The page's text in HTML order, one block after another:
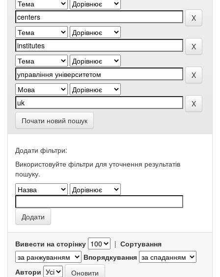
Почати новий пошук
Додати фільтри:
Використовуйте фільтри для уточнення результатів
пошуку.
Вивести на сторінку | Сортування
Впорядкування
Автори